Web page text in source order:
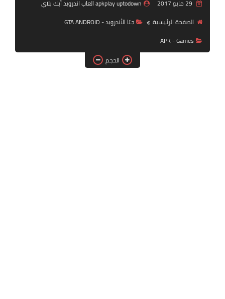
بلايستيشن PS2apkplay uptodown العاب اندرويد أبك بلاي
الصفحة الرئيسية
جتا الأندرويد - GTA ANDROID
APK - Games
الحجم